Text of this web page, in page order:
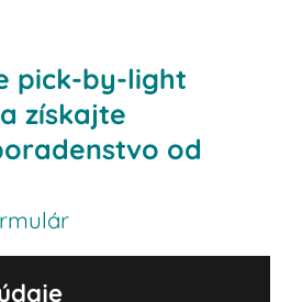
pick-by-light
získajte
od